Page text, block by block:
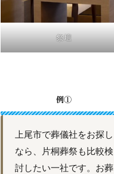
祭壇
例①
上尾市で葬儀社をお探し
なら、片桐葬祭も比較検
討したい一社です。お葬